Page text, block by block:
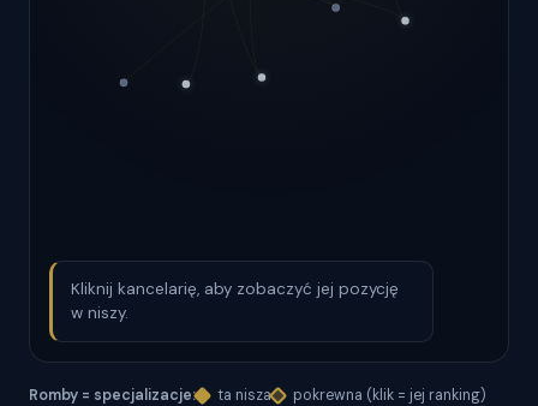
Kliknij kancelarię, aby zobaczyć jej pozycję
w niszy.
Romby = specjalizacje: ta nisza
pokrewna (klik = jej ranking)